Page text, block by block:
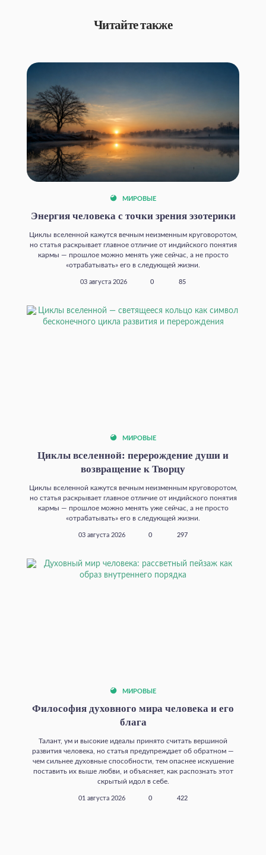
Читайте также
МИРОВЫЕ
Энергия человека с точки зрения эзотерики
Циклы вселенной кажутся вечным неизменным круговоротом,
но статья раскрывает главное отличие от индийского понятия
кармы — прошлое можно менять уже сейчас, а не просто
«отрабатывать» его в следующей жизни.
03 августа 2026 0 85
МИРОВЫЕ
Циклы вселенной: перерождение души и
возвращение к Творцу
Циклы вселенной кажутся вечным неизменным круговоротом,
но статья раскрывает главное отличие от индийского понятия
кармы — прошлое можно менять уже сейчас, а не просто
«отрабатывать» его в следующей жизни.
03 августа 2026 0 297
МИРОВЫЕ
Философия духовного мира человека и его
блага
Талант, ум и высокие идеалы принято считать вершиной
развития человека, но статья предупреждает об обратном —
чем сильнее духовные способности, тем опаснее искушение
поставить их выше любви, и объясняет, как распознать этот
скрытый идол в себе.
01 августа 2026 0 422